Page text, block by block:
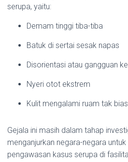
serupa, yaitu:
Demam tinggi tiba-tiba
Batuk di sertai sesak napas
Disorientasi atau gangguan
Nyeri otot ekstrem
Kulit mengalami ruam tak
Gejala ini masih dalam tahap
menganjurkan negara-negara
pengawasan kasus serupa di